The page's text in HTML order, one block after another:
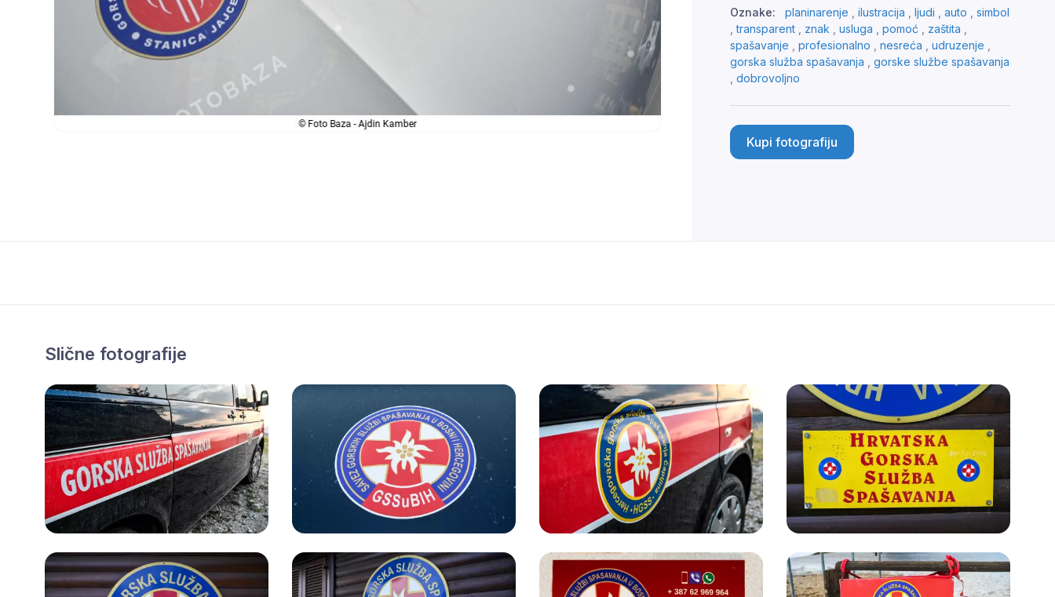
Oznake:
planinarenje , ilustracija , ljudi , auto , simbol
,transparent , znak , usluga , pomoć , zaštita ,
spašavanje , profesionalno , nesreća , udruzenje ,
gorska služba spašavanja , gorske službe spašavanja
, dobrovoljno
Kupi fotografiju
Slične fotografije